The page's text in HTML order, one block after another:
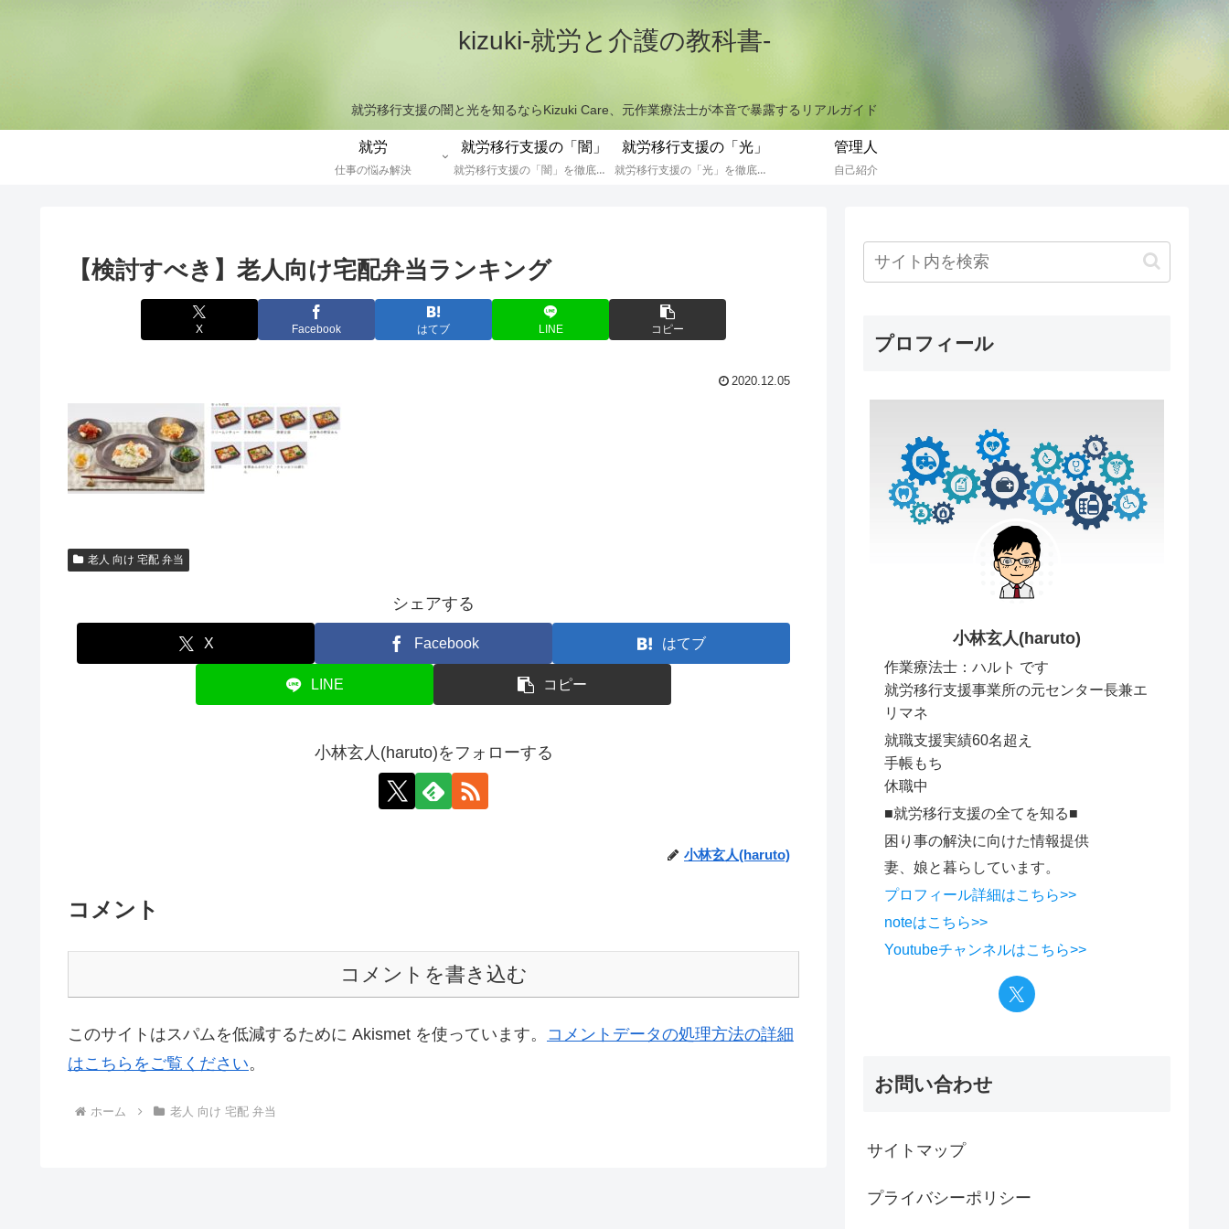
kizuki-就労と介護の教科書-
就労移行支援の闇と光を知るならKizuki Care、元作業療法士が本音で暴露するリアルガイド
就労
仕事の悩み解決
就労移行支援の「闇」
就労移行支援の「闇」を徹底解説
就労移行支援の「光」
就労移行支援の「光」を徹底解説
管理人
自己紹介
【検討すべき】老人向け宅配弁当ランキング
X Facebook はてブ LINE コピー
2020.12.05
老人 向け 宅配 弁当
シェアする
X Facebook はてブ
LINE コピー
小林玄人(haruto)をフォローする
小林玄人(haruto)
コメント
コメントを書き込む
このサイトはスパムを低減するために Akismet を使っています。 コメントデータの処理方法の詳細
はこちらをご覧ください。
ホーム 老人 向け 宅配 弁当
プロフィール
小林玄人(haruto)
作業療法士：ハルト です
就労移行支援事業所の元センター長兼エ
リマネ
就職支援実績60名超え
手帳もち
休職中
■就労移行支援の全てを知る■
困り事の解決に向けた情報提供
妻、娘と暮らしています。
プロフィール詳細はこちら>>
noteはこちら>>
Youtubeチャンネルはこちら>>
お問い合わせ
サイトマップ
プライバシーポリシー